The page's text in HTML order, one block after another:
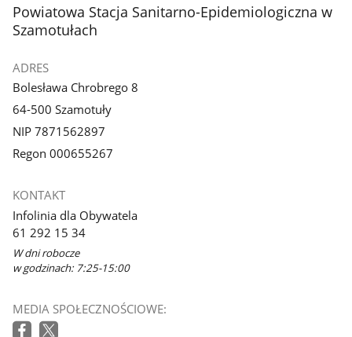
stopka
Powiatowa Stacja Sanitarno-Epidemiologiczna w
Szamotułach
ADRES
Bolesława Chrobrego 8
64-500 Szamotuły
NIP 7871562897
Regon 000655267
KONTAKT
Infolinia dla Obywatela
61 292 15 34
W dni robocze
w godzinach: 7:25-15:00
MEDIA SPOŁECZNOŚCIOWE: